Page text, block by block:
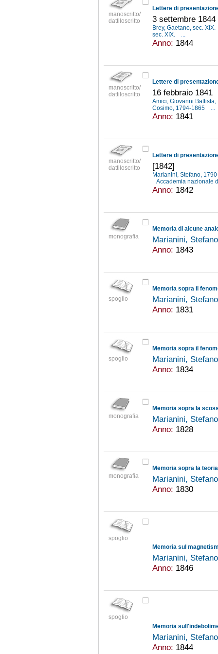
manoscritto/
dattiloscritto
3 settembre 1844
Brey, Gaetano, sec. XIX.
sec. XIX.
Anno: 1844
manoscritto/
dattiloscritto
16 febbraio 1841
Amici, Giovanni
Cosimo, 1794-1865
Anno: 1841
manoscritto/
dattiloscritto
[1842]
Marianini, Stefano,
Accademia nazionale
Anno: 1842
monografia
Marianini,
Anno: 1843
spoglio
Marianini,
Anno: 1831
spoglio
Marianini,
Anno: 1834
monografia
Marianini,
Anno: 1828
monografia
Marianini,
Anno: 1830
spoglio
Marianini,
Anno: 1846
spoglio
Marianini,
Anno: 1844